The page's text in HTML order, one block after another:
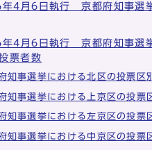
年4月6日執行 京都府知事選
4月6日執行 京都府知事選
票者数
知事選挙における北区の投票区
知事選挙における上京区の投票
知事選挙における左京区の投票
知事選挙における中京区の投票